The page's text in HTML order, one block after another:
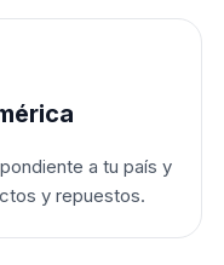
a tu país y
y repuestos.